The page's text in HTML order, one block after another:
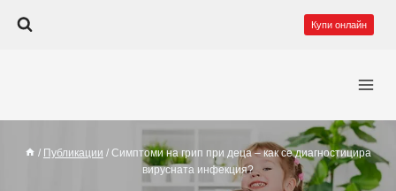
съдържанието
Купи онлайн
/ Публикации / Симптоми на грип при деца – как се диагностицира
вирусната инфекция?